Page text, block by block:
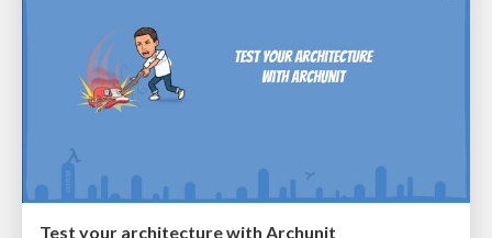
Test your architecture with Archunit